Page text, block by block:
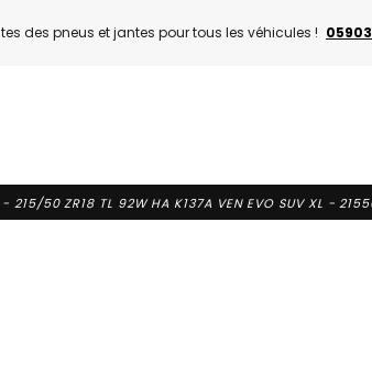
des pneus et jantes pour tous les véhicules !
- 215/50 ZR18 TL 92W HA K137A VEN EVO SUV XL -